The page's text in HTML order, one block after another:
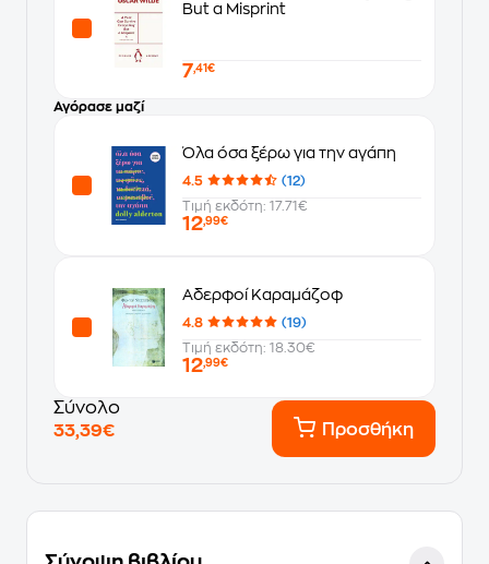
But a Misprint
7,41€
Αγόρασε μαζί
Όλα όσα ξέρω για την αγάπη
4.5
(12)
Τιμή εκδότη: 17.71€
12,99€
Αδερφοί Καραμάζοφ
4.8
(19)
Τιμή εκδότη: 18.30€
12,99€
Σύνολο
33,39€
Προσθήκη